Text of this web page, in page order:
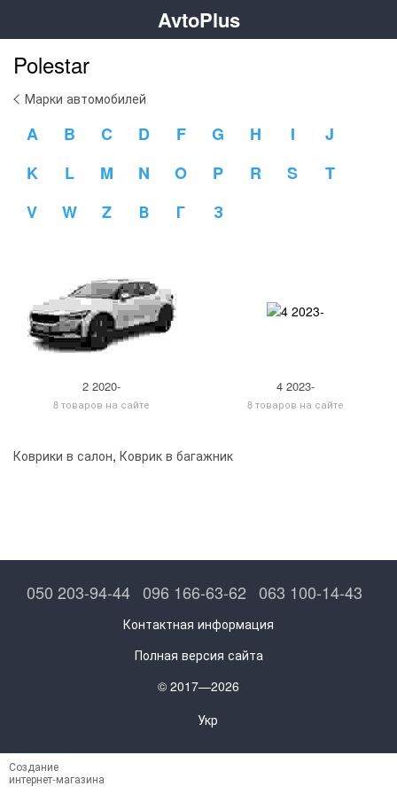
AvtoPlus
Polestar
Марки автомобилей
A B C D F G H I
J
K
L M N O P R S
T
V
W Z В Г З
2 2020-
8 товаров на сайте
4 2023-
8 товаров на сайте
Коврики в салон, Коврик в багажник
050 203-94-44 096 166-63-62 063 100-14-43
Контактная информация
Полная версия сайта
© 2017—2026
Укр
Создание
интернет-магазина